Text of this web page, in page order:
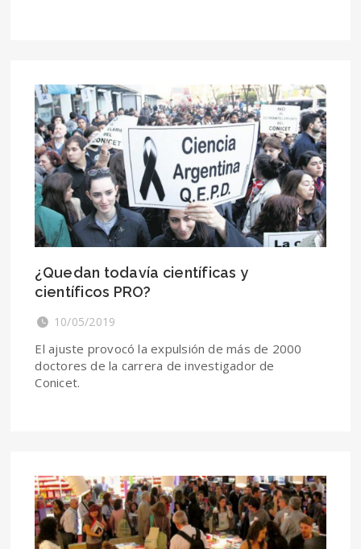
¿Quedan todavía científicas y
científicos PRO?
10/05/2019
El ajuste provocó la expulsión de más de 2000
doctores de la carrera de investigador de
Conicet.